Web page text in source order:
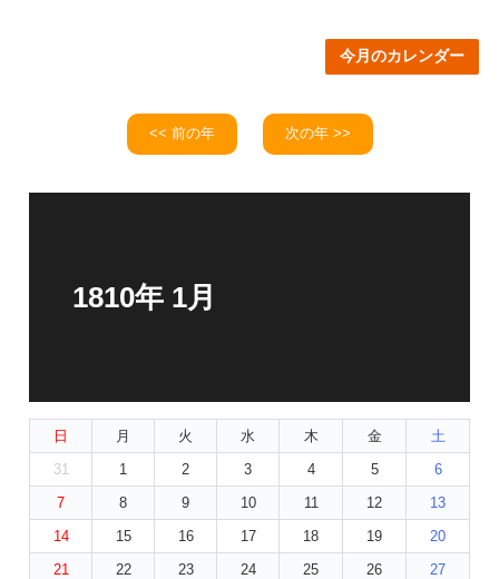
今月のカレンダー
<< 前の年 次の年 >>
1810年 1月
日 月 火 水 木 金
土
31
1 2 3 4 5
6
7
8 9 10 11 12
13
14
15 16 17 18 19
20
21
22 23 24 25 26
27